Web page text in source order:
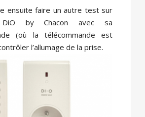
ensuite faire un autre test sur
by Chacon avec sa
(où la télécommande est
l’allumage de la prise.